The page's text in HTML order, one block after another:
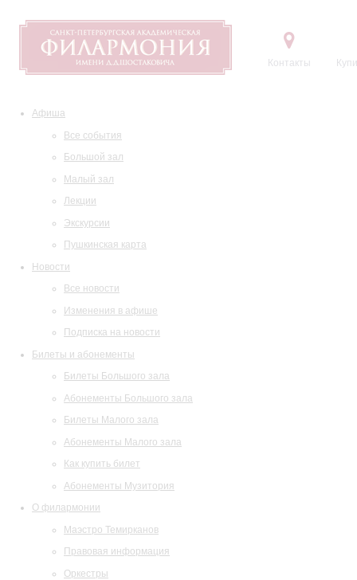
Контакты
Афиша
Все события
Большой зал
Малый зал
Лекции
Экскурсии
Пушкинская карта
Новости
Все новости
Изменения в афише
Подписка на новости
Билеты и абонементы
Билеты Большого зала
Абонементы Большого зала
Билеты Малого зала
Абонементы Малого зала
Как купить билет
Абонементы Музитория
О филармонии
Маэстро Темирканов
Правовая информация
Оркестры